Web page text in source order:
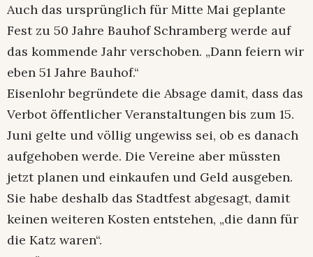
Auch das ursprünglich für Mitte Mai geplante
Fest zu 50 Jahre Bauhof Schramberg werde auf
das kommende Jahr verschoben. „Dann feiern wir
eben 51 Jahre Bauhof.“
Eisenlohr begründete die Absage damit, dass das
Verbot öffentlicher Veranstaltungen bis zum 15.
Juni gelte und völlig ungewiss sei, ob es danach
aufgehoben werde. Die Vereine aber müssten
jetzt planen und einkaufen und Geld ausgeben.
Sie habe deshalb das Stadtfest abgesagt, damit
keinen weiteren Kosten entstehen, „die dann für
die Katz waren“.